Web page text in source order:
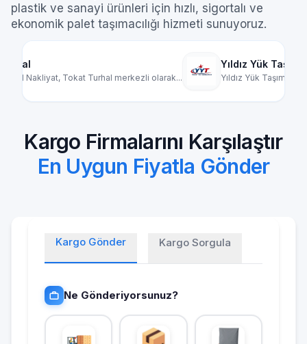
plastik ve sanayi ürünleri için hızlı, sigortalı ve
ekonomik palet taşımacılığı hizmeti sunuyoruz.
Yıldız Yük Taşımacılık, Türkiye genelinde par...
Kargo Firmalarını Karşılaştır
En Uygun Fiyatla Gönder
Kargo Gönder Kargo Sorgula
Ne Gönderiyorsunuz?